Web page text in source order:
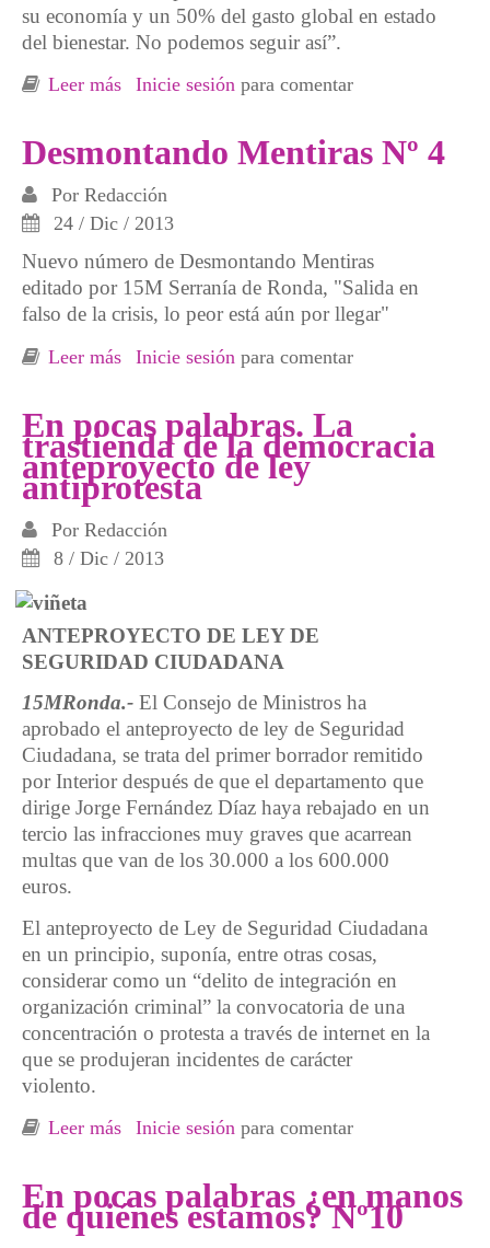
su economía y un 50% del gasto global en estado
del bienestar. No podemos seguir así”.
Leer más sobre Desmontando mentiras Mayo 2014
Inicie sesión para comentar
Desmontando Mentiras Nº 4
Por Redacción
24 / Dic / 2013
Nuevo número de Desmontando Mentiras
editado por 15M Serranía de Ronda, "Salida en
falso de la crisis, lo peor está aún por llegar"
Leer más sobre Desmontando Mentiras Nº 4
Inicie sesión para comentar
En pocas palabras. La
trastienda de la democracia
anteproyecto de ley
antiprotesta
Por Redacción
8 / Dic / 2013
ANTEPROYECTO DE LEY DE
SEGURIDAD CIUDADANA
15MRonda.- El Consejo de Ministros ha
aprobado el anteproyecto de ley de Seguridad
Ciudadana, se trata del primer borrador remitido
por Interior después de que el departamento que
dirige Jorge Fernández Díaz haya rebajado en un
tercio las infracciones muy graves que acarrean
multas que van de los 30.000 a los 600.000
euros.
El anteproyecto de Ley de Seguridad Ciudadana
en un principio, suponía, entre otras cosas,
considerar como un “delito de integración en
organización criminal” la convocatoria de una
concentración o protesta a través de internet en la
que se produjeran incidentes de carácter
violento.
Leer más sobre En pocas palabras. La trastienda de la
Inicie sesión para comentar
En pocas palabras ¿en manos
de quiénes estamos? Nº10